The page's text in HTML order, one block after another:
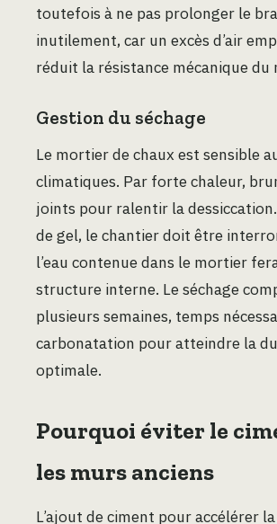
toutefois à ne pas prolonger le
inutilement, car un excès d’air
réduit la résistance mécanique du
Gestion du séchage
Le mortier de chaux est sensible
climatiques. Par forte chaleur,
joints pour ralentir la
de gel, le chantier doit être
l’eau contenue dans le mortier
structure interne. Le séchage
plusieurs semaines, temps
carbonatation pour atteindre la
optimale.
Pourquoi éviter le
les murs anciens
L’ajout de ciment pour accélérer